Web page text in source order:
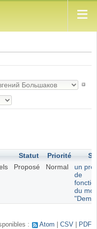
Statut Priorité
Proposé Normal
un
de
du
:
Atom CSV PDF